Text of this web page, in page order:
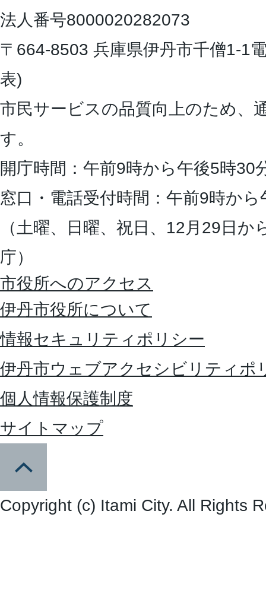
法人番号8000020282073
〒664-8503 兵庫県伊丹市千僧1-1
表)
市民サービスの品質向上のため、
す。
開庁時間：午前9時から午後5時30
窓口・電話受付時間：午前9時か
（土曜、日曜、祝日、12月29日
庁）
市役所へのアクセス
伊丹市役所について
情報セキュリティポリシー
伊丹市ウェブアクセシビリティポ
個人情報保護制度
サイトマップ
Copyright (c) Itami City. All Rights